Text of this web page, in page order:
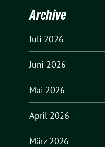
Archive
Juli 2026
Juni 2026
Mai 2026
April 2026
März 2026